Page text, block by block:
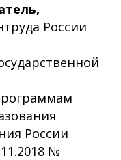
России
России
№